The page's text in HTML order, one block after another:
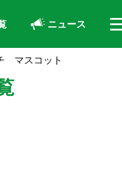
ニュース
マスコット